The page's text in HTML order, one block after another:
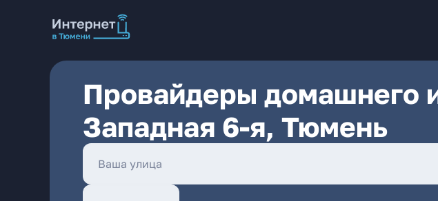
Провайдеры домашнего
Западная 6-я, Тюмень